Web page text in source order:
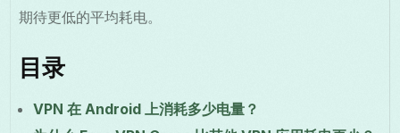
期待更低的平均耗电。
目录
VPN 在 Android 上消耗多少电量？